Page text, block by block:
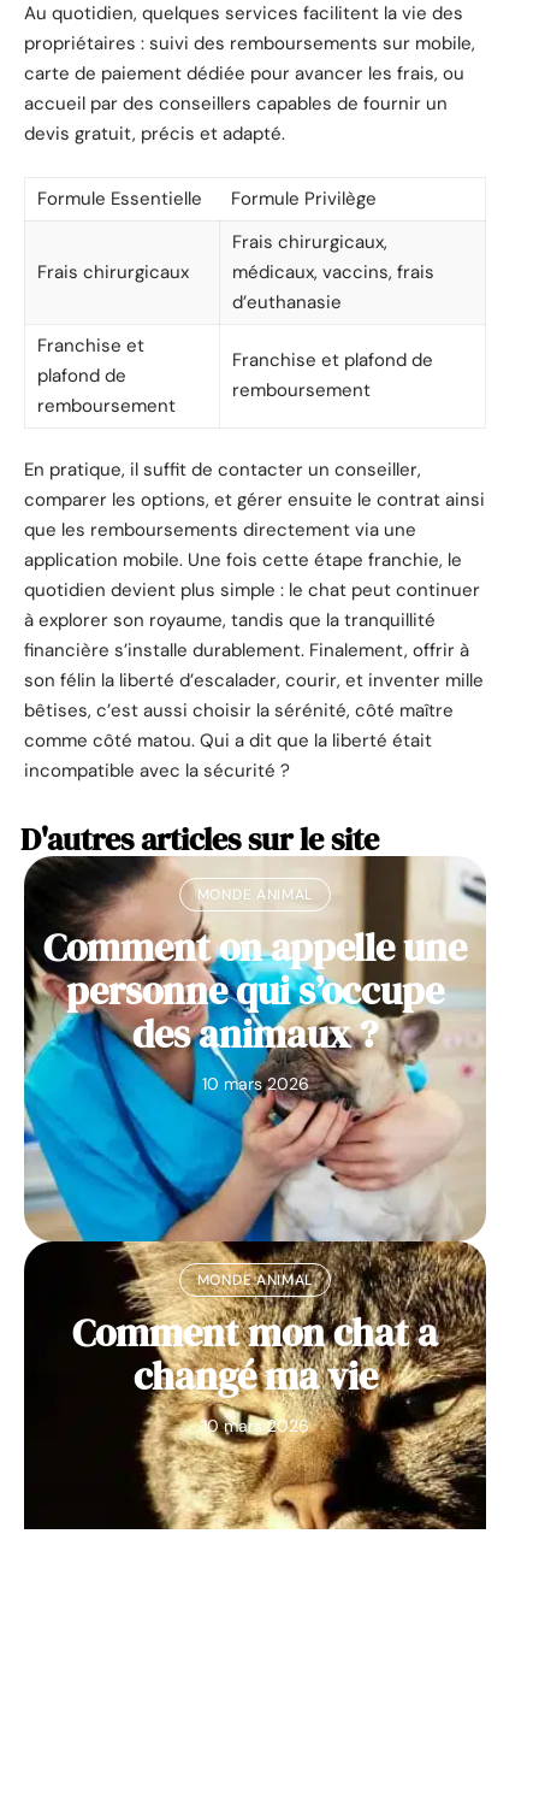
Au quotidien, quelques services facilitent la vie des
propriétaires : suivi des remboursements sur mobile,
carte de paiement dédiée pour avancer les frais, ou
accueil par des conseillers capables de fournir un
devis gratuit, précis et adapté.
Formule Essentielle Formule Privilège
Frais chirurgicaux
Frais chirurgicaux,
médicaux, vaccins, frais
d’euthanasie
Franchise et
plafond de
remboursement
Franchise et plafond de
remboursement
En pratique, il suffit de contacter un conseiller,
comparer les options, et gérer ensuite le contrat ainsi
que les remboursements directement via une
application mobile. Une fois cette étape franchie, le
quotidien devient plus simple : le chat peut continuer
à explorer son royaume, tandis que la tranquillité
financière s’installe durablement. Finalement, offrir à
son félin la liberté d’escalader, courir, et inventer mille
bêtises, c’est aussi choisir la sérénité, côté maître
comme côté matou. Qui a dit que la liberté était
incompatible avec la sécurité ?
D'autres articles sur le site
MONDE ANIMAL
Comment on appelle une
personne qui s’occupe
des animaux ?
10 mars 2026
MONDE ANIMAL
Comment mon chat a
changé ma vie
10 mars 2026